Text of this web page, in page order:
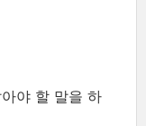
야 할 말을 하